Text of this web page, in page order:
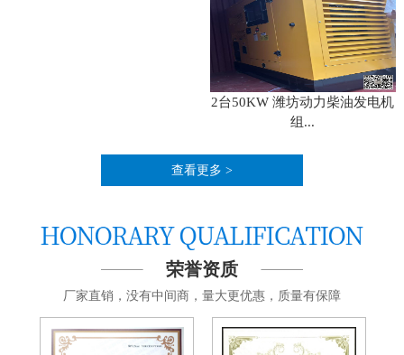
2台50KW 潍坊动力柴油发电机
组...
查看更多 >
荣誉资质
厂家直销，没有中间商，量大更优惠，质量有保障